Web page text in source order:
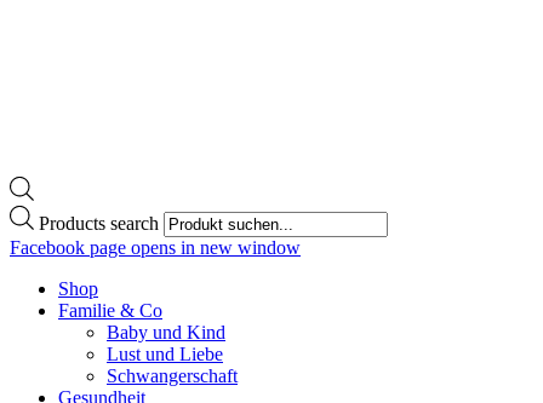
Products search
Facebook page opens in new window
Shop
Familie & Co
Baby und Kind
Lust und Liebe
Schwangerschaft
Gesundheit